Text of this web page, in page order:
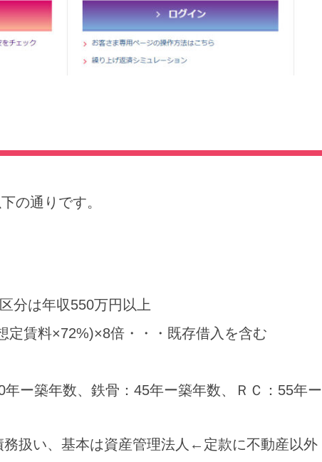
の通りです。
分は年収550万円以上
定賃料×72%)×8倍・・・既存借入を含む
ー築年数、鉄骨：45年ー築年数、ＲＣ：55年ー
扱い、基本は資産管理法人←定款に不動産以外